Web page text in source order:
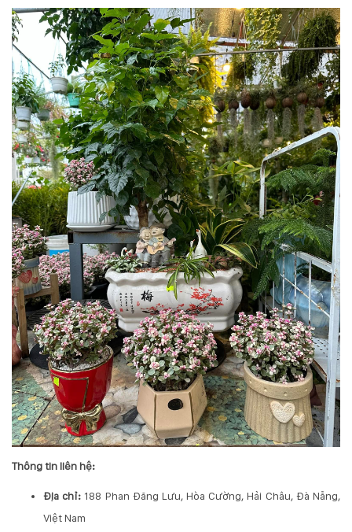
Thông tin liên hệ:
Địa chỉ: 188 Phan Đăng Lưu, Hòa Cường, Hải Châu, Đà Nẵng,
Việt Nam